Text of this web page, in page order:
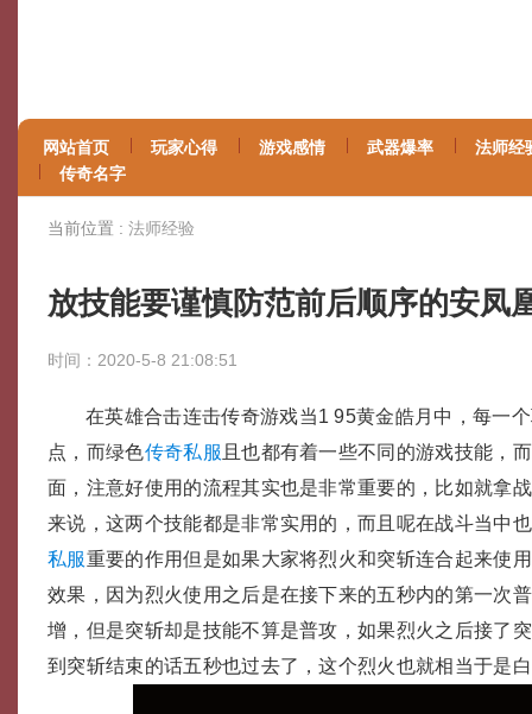
网站首页 玩家心得 游戏感情 武器爆率
法师经
传奇名字
当前位置 : 法师经验
放技能要谨慎防范前后顺序的安凤
时间：2020-5-8 21:08:51
在英雄合击连击传奇游戏当1 95黄金皓月中，每一
点，而绿色传奇私服 且也都有着一些不同的游戏技能，
面，注意好使用的流程其实也是非常重要的，比如就拿
来说，这两个技能都是非常实用的，而且呢在战斗当中
私服重要的作用但是如果大家将烈火和突斩连合起来使
效果，因为烈火使用之后是在接下来的五秒内的第一次
增，但是突斩却是技能不算是普攻，如果烈火之后接了
到突斩结束的话五秒也过去了，这个烈火也就相当于是